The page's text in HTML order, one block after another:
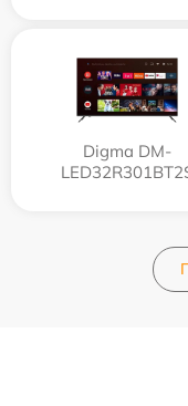
Digma DM-